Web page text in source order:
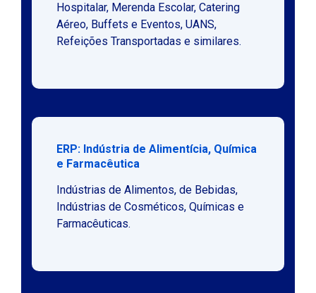
Hospitalar, Merenda Escolar, Catering
Aéreo, Buffets e Eventos, UANS,
Refeições Transportadas e similares.
ERP: Indústria de Alimentícia, Química
e Farmacêutica
Indústrias de Alimentos, de Bebidas,
Indústrias de Cosméticos, Químicas e
Farmacêuticas.